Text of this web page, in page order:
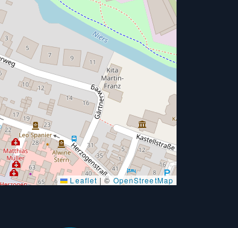
Leaflet | © OpenStreetMap